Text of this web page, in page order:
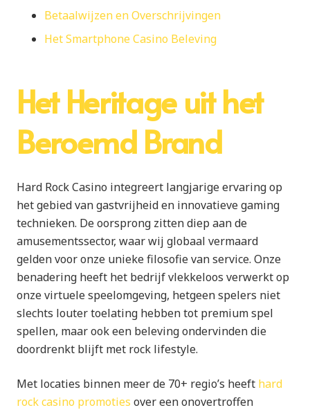
Betaalwijzen en Overschrijvingen
Het Smartphone Casino Beleving
Het Heritage uit het
Beroemd Brand
Hard Rock Casino integreert langjarige ervaring op
het gebied van gastvrijheid en innovatieve gaming
technieken. De oorsprong zitten diep aan de
amusementssector, waar wij globaal vermaard
gelden voor onze unieke filosofie van service. Onze
benadering heeft het bedrijf vlekkeloos verwerkt op
onze virtuele speelomgeving, hetgeen spelers niet
slechts louter toelating hebben tot premium spel
spellen, maar ook een beleving ondervinden die
doordrenkt blijft met rock lifestyle.
Met locaties binnen meer de 70+ regio’s heeft hard
rock casino promoties over een onovertroffen